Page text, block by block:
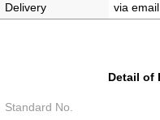
Delivery
via
Detail of
Standard No.